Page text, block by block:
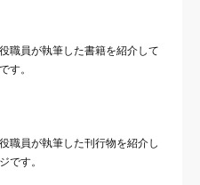
職員が執筆した書籍を紹介して
す。
職員が執筆した刊行物を紹介し
です。